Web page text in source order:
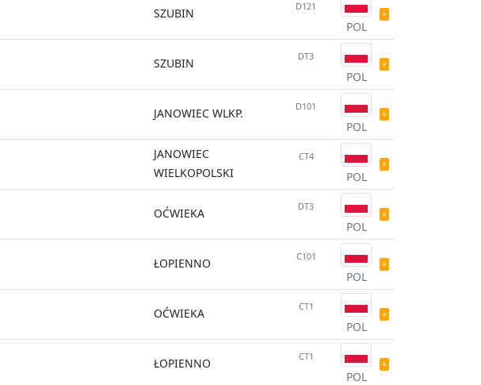
SZUBIN D121
POL
SZUBIN DT3
POL
JANOWIEC WLKP. D101
POL
JANOWIEC
WIELKOPOLSKI
CT4
POL
OĆWIEKA DT3
POL
ŁOPIENNO C101
POL
OĆWIEKA CT1
POL
ŁOPIENNO CT1
POL